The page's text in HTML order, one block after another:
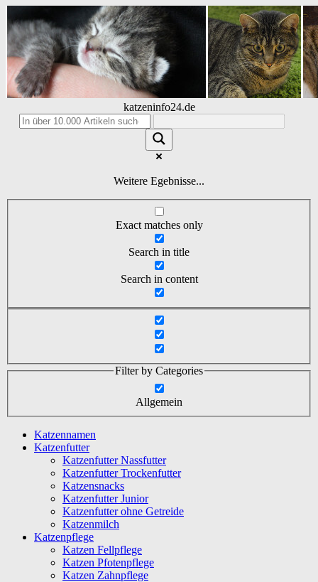
katzeninfo24.de
Weitere Egebnisse...
Exact matches only
Search in title
Search in content
Filter by Categories
Allgemein
Katzennamen
Katzenfutter
Katzenfutter Nassfutter
Katzenfutter Trockenfutter
Katzensnacks
Katzenfutter Junior
Katzenfutter ohne Getreide
Katzenmilch
Katzenpflege
Katzen Fellpflege
Katzen Pfotenpflege
Katzen Zahnpflege